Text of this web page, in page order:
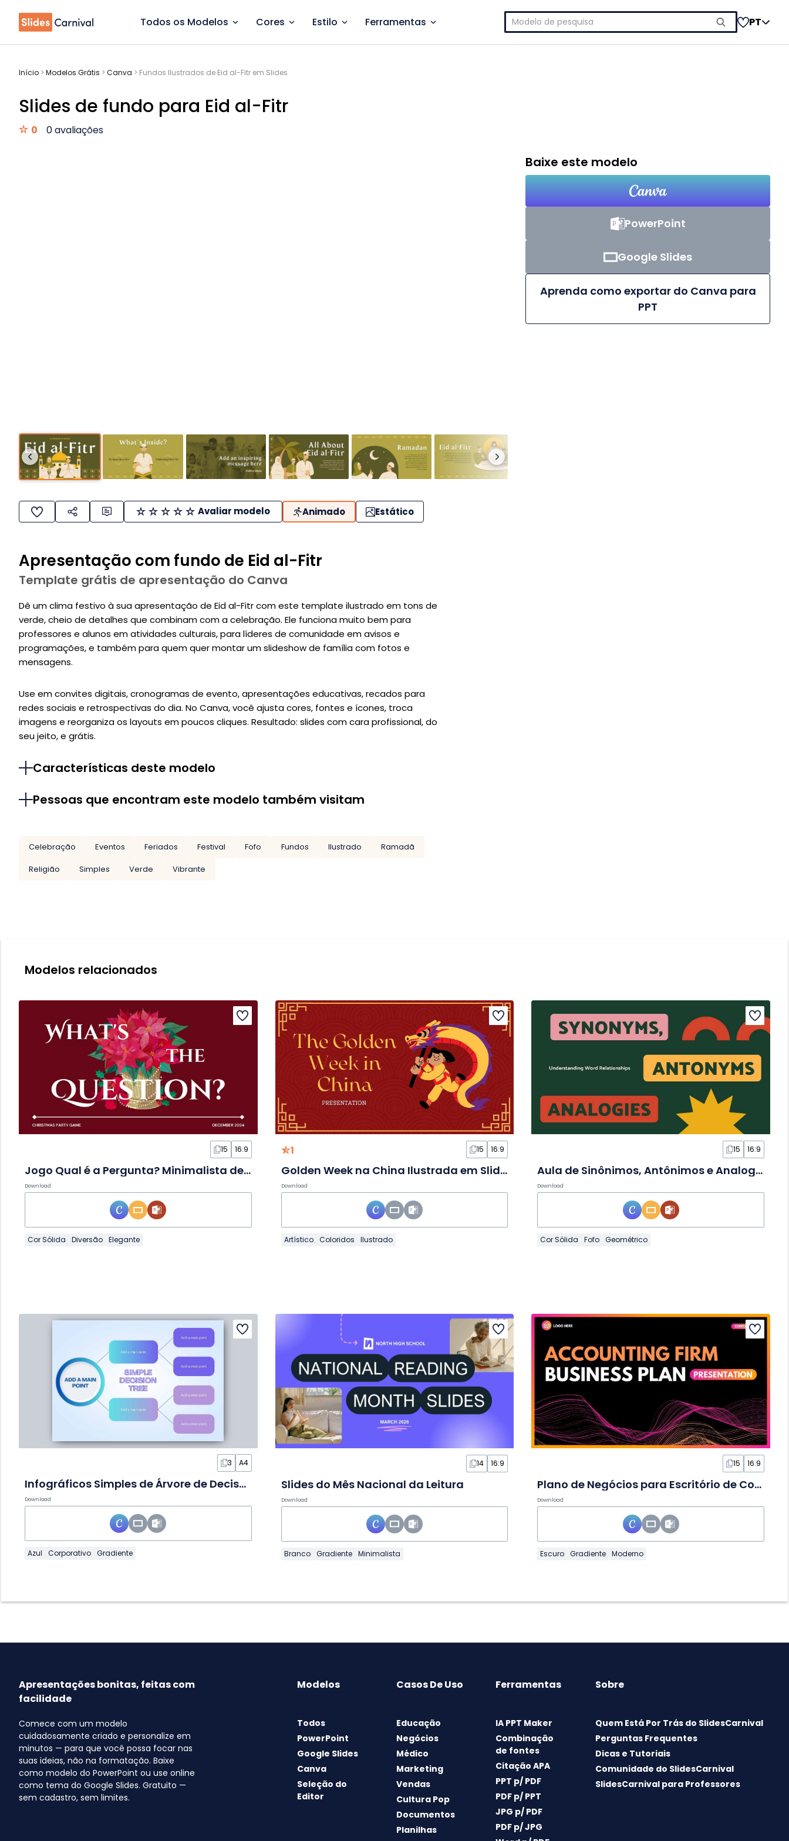
Todos os Modelos Cores Estilo Ferramentas
Pesquisar
por:
PT
Início > Modelos Grátis > Canva > Fundos Ilustrados de Eid al-Fitr em Slides
Slides de fundo para Eid al-Fitr
0 0 avaliações
Avaliar modelo Animado Estático
Apresentação com fundo de Eid al-Fitr
Template grátis de apresentação do Canva
Dê um clima festivo à sua apresentação de Eid al-Fitr com este template ilustrado em tons de
verde, cheio de detalhes que combinam com a celebração. Ele funciona muito bem para
professores e alunos em atividades culturais, para líderes de comunidade em avisos e
programações, e também para quem quer montar um slideshow de família com fotos e
mensagens.
Use em convites digitais, cronogramas de evento, apresentações educativas, recados para
redes sociais e retrospectivas do dia. No Canva, você ajusta cores, fontes e ícones, troca
imagens e reorganiza os layouts em poucos cliques. Resultado: slides com cara profissional, do
seu jeito, e grátis.
Características deste modelo
Pessoas que encontram este modelo também visitam
Celebração Eventos Feriados Festival Fofo Fundos Ilustrado
Ramadã
Religião
Simples Verde Vibrante
Baixe este modelo
PowerPoint
Google Slides
Aprenda como exportar do Canva para
PPT
Modelos relacionados
15 16:9
Jogo Qual é a Pergunta? Minimalista de Natal em Slides
Download
Cor Sólida Diversão Elegante
1 15 16:9
Golden Week na China Ilustrada em Slides
Download
Artístico Coloridos Ilustrado
15 16:9
Aula de Sinônimos, Antônimos e Analogias em Slides
Download
Cor Sólida Fofo Geométrico
3 A4
Infográficos Simples de Árvore de Decisão em Slides
Download
Azul Corporativo Gradiente
14 16:9
Slides do Mês Nacional da Leitura
Download
Branco Gradiente Minimalista
15 16:9
Plano de Negócios para Escritório de Contabilidade Moderno em Slides
Download
Escuro Gradiente Moderno
Apresentações bonitas, feitas com
facilidade
Comece com um modelo
cuidadosamente criado e personalize em
minutos — para que você possa focar nas
suas ideias, não na formatação. Baixe
como modelo do PowerPoint ou use online
como tema do Google Slides. Gratuito —
sem cadastro, sem limites.
Modelos
Todos
PowerPoint
Google Slides
Canva
Seleção do
Editor
Casos De Uso
Educação
Negócios
Médico
Marketing
Vendas
Cultura Pop
Documentos
Planilhas
Ferramentas
IA PPT Maker
Combinação
de fontes
Citação APA
PPT p/ PDF
PDF p/ PPT
JPG p/ PDF
PDF p/ JPG
Sobre
Quem Está Por Trás do SlidesCarnival
Perguntas Frequentes
Dicas e Tutoriais
Comunidade do SlidesCarnival
SlidesCarnival para Professores